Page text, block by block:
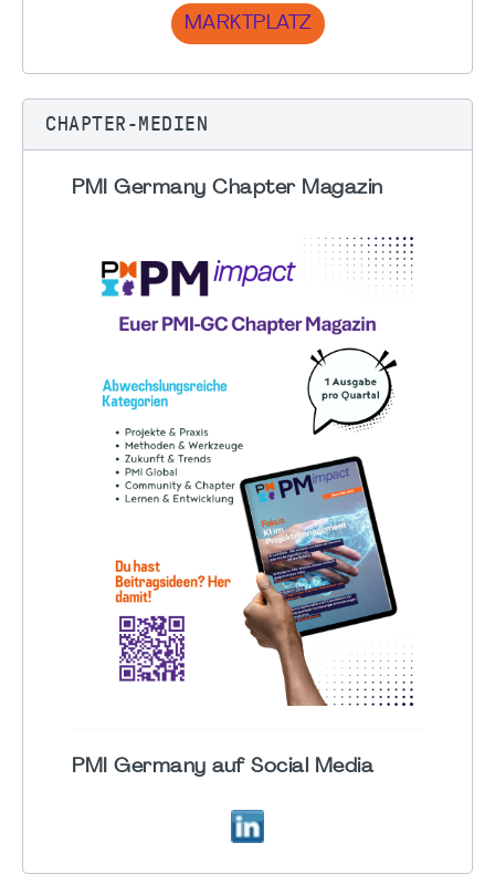
MARKTPLATZ
CHAPTER-MEDIEN
PMI Germany Chapter Magazin
PMI Germany auf Social Media